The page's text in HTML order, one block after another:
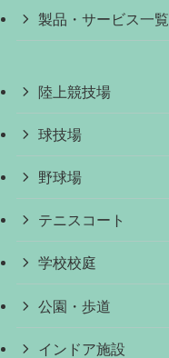
製品・サービス一覧
陸上競技場
球技場
野球場
テニスコート
学校校庭
公園・歩道
インドア施設